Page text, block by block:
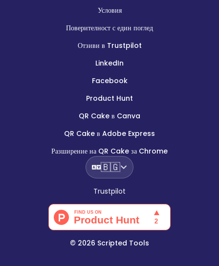
Условия
Поверителност с един поглед
Отзиви в Trustpilot
LinkedIn
Facebook
Product Hunt
QR Cake в Canva
QR Cake в Adobe Express
Разширение на QR Cake за Chrome
🇧🇬
Trustpilot
© 2026 Scripted Tools